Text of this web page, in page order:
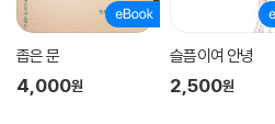
좁은 문
4,000원
슬픔이여 안녕
2,500원